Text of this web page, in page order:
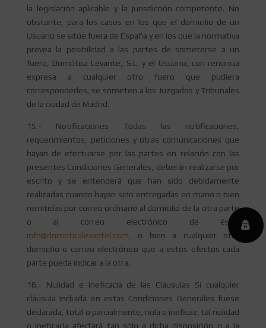
la legislación aplicable y la jurisdicción competente. No
obstante, para los casos en los que el domicilio de un
Usuario se sitúe fuera de España y en los que la normativa
prevea la posibilidad a las partes de someterse a un
fuero, Domótica Levante, S.L. y el Usuario, con renuncia
expresa a cualquier otro fuero que pudiera
corresponderles, se someten a los Juzgados y Tribunales
de la ciudad de Madrid.
15.- Notificaciones Todas las notificaciones,
requerimientos, peticiones y otras comunicaciones que
hayan de efectuarse por las partes en relación con las
presentes Condiciones Generales, deberán realizarse por
escrito y se entenderá que han sido debidamente
realizadas cuando hayan sido entregadas en mano o bien
remitidas por correo ordinario al domicilio de la otra parte
o al correo electrónico de ésta,
info@domoticalevantel.com , o bien a cualquier otro
domicilio o correo electrónico que a estos efectos cada
parte pueda indicar a la otra.
16.- Nulidad e ineficacia de las Cláusulas Si cualquier
cláusula incluida en estas Condiciones Generales fuese
declarada, total o parcialmente, nula o ineficaz, tal nulidad
o ineficacia afectará tan sólo a dicha disposición o a la